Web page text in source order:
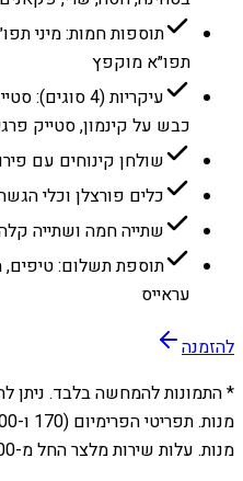
תוספות חמות: מיני
תפו״א מוקפץ
עיקריות (4
כבש על קינמון, סטייק
שולחן קינוחים עם
כלים פורצלן וכלי
שתייה חמה ושתייה
תוספת תשלום: טיפים,
עראייס
להזמנה
* התמונות להמחשה בלבד. ניתן
מנות. עלות שירות מלצר החל מ-300 ש״ח.